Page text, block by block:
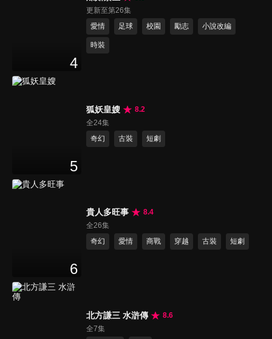
4
更新至第26集
愛情
足球 校園 勵志 小說改編
時裝
5
狐妖皇嫂
8.2
全24集
奇幻
古裝 短劇
6
貴人多旺事
8.4
全26集
奇幻
愛情 商戰 穿越 古裝 短劇
北方謙三 水滸傳
8.6
全7集